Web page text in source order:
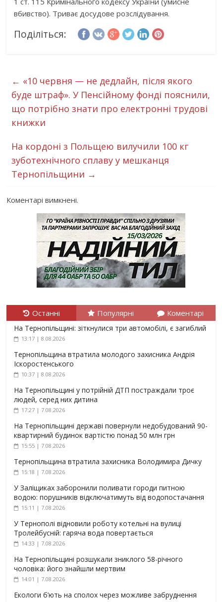
вбивство). Триває досудове розслідування.
Поділіться:
← «10 червня — не дедлайн, після якого
буде штраф». У Пенсійному фонді пояснили,
що потрібно знати про електронні трудові
книжки
На кордоні з Польщею вилучили 100 кг
зуботехнічного сплаву у мешканця
Тернопільщини →
Коментарі вимкнені.
Останні Популярні Коментарі
На Тернопільщині: зіткнулися три автомобілі, є загиблий
13:17 | 8.08.2026
Тернопільщина втратила молодого захисника Андрія
Іскоростенського
10:37 | 8.08.2026
На Тернопільщині у потрійній ДТП постраждали троє
людей, серед них дитина
17:27 | 7.08.2026
На Тернопільщині державі повернули недобудований 90-
квартирний будинок вартістю понад 50 млн грн
15:55 | 7.08.2026
Тернопільщина втратила захисника Володимира Дичку
15:18 | 7.08.2026
У Заліщиках заборонили поливати городи питною
водою: порушників відключатимуть від водопостачання
15:11 | 7.08.2026
У Тернополі відновили роботу котельні на вулиці
Тролейбусній: гаряча вода повертається
14:33 | 7.08.2026
На Тернопільщині розшукали зниклого 58-річного
чоловіка: його знайшли мертвим
14:01 | 7.08.2026
Екологи б’ють на сполох через можливе забруднення